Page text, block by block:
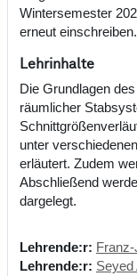
Wintersemester
erneut einschreiben.
Lehrinhalte
Die Grundlagen
räumlicher
unter
erläutert. Zudem
Abschließend
dargelegt.
Lehrende:r:
Lehrende:r: Seyed